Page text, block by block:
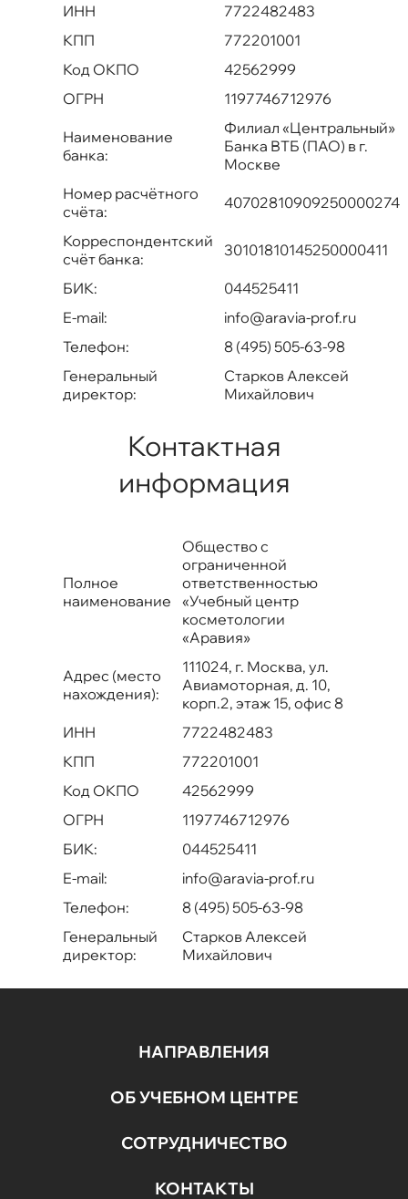
ИНН
7722482483
КПП
772201001
Код ОКПО
42562999
ОГРН
1197746712976
Наименование
банка:
Филиал «Центральный»
Банка ВТБ (ПАО) в г.
Москве
Номер расчётного
счёта:
40702810909250000274
Корреспондентский
счёт банка:
30101810145250000411
БИК:
044525411
E-mail:
info@aravia-prof.ru
Телефон:
8 (495) 505-63-98
Генеральный
директор:
Старков Алексей
Михайлович
Контактная
информация
Полное
наименование
Общество с
ограниченной
ответственностью
«Учебный центр
косметологии
«Аравия»
Адрес (место
нахождения):
111024, г. Москва, ул.
Авиамоторная, д. 10,
корп.2, этаж 15, офис 8
ИНН
7722482483
КПП
772201001
Код ОКПО
42562999
ОГРН
1197746712976
БИК:
044525411
E-mail:
info@aravia-prof.ru
Телефон:
8 (495) 505-63-98
Генеральный
директор:
Старков Алексей
Михайлович
НАПРАВЛЕНИЯ
ОБ УЧЕБНОМ ЦЕНТРЕ
СОТРУДНИЧЕСТВО
КОНТАКТЫ